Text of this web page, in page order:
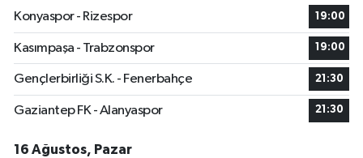
Konyaspor - Rizespor
19:00
Kasımpaşa - Trabzonspor 19:00
Gençlerbirliği S.K. - Fenerbahçe 21:30
Gaziantep FK - Alanyaspor 21:30
16 Ağustos, Pazar